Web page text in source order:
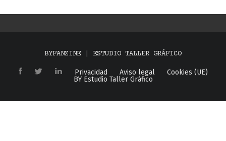
BYFANZINE | ESTUDIO TALLER GRÁFICO
Privacidad Aviso legal
Cookies (UE)
BY Estudio Taller Gráfico